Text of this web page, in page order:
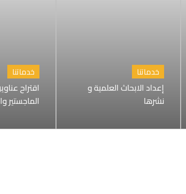
خدماتنا
إعداد الابحاث العلمية و
نشرها
خدماتنا
اقتراح
الماجستير